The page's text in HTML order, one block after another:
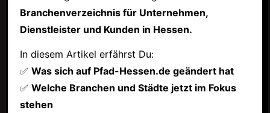
Branchenverzeichnis für Unternehmen,
Dienstleister und Kunden in Hessen.
In diesem Artikel erfährst Du:
✅ Was sich auf Pfad-Hessen.de geändert hat
✅ Welche Branchen und Städte jetzt im Fokus
stehen